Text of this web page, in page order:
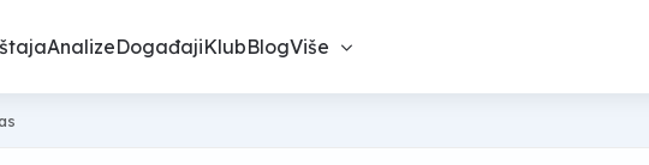
AnalizeDogađajiKlubBlogViše